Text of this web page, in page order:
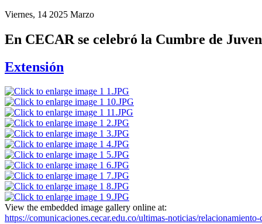
Viernes, 14 2025 Marzo
En CECAR se celebró la Cumbre de
Extensión
View the embedded image gallery online at:
https://comunicaciones.cecar.edu.co/ultimas-noticias/